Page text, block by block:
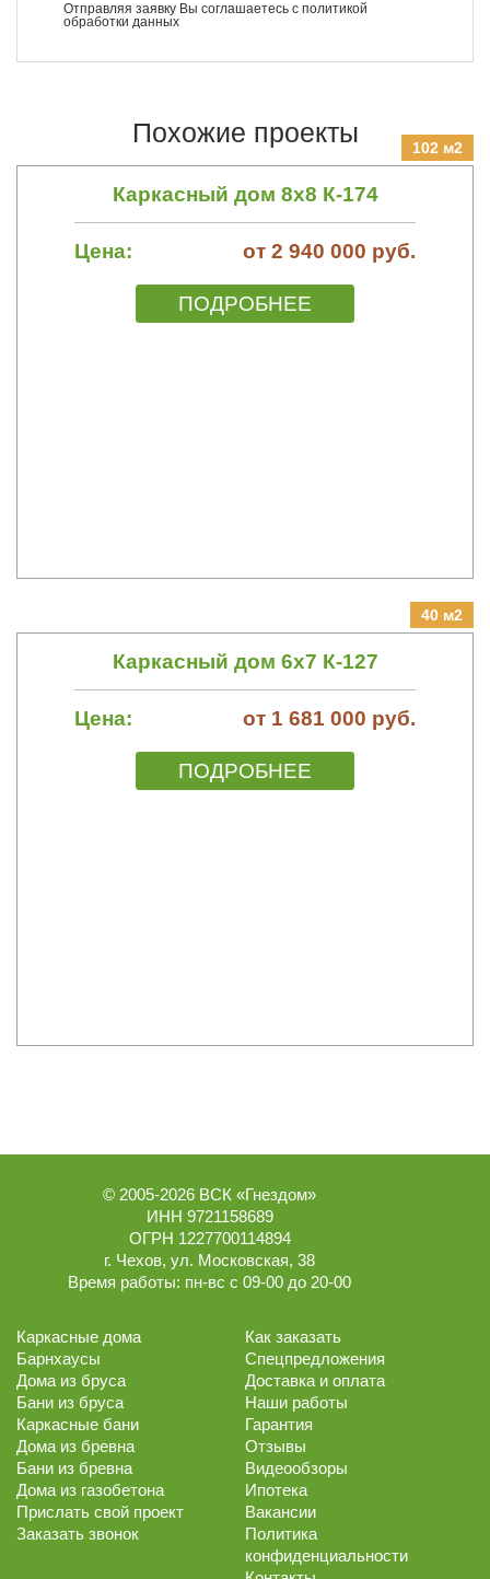
Отправляя заявку Вы соглашаетесь с политикой
обработки данных
Похожие проекты 102 м2
Каркасный дом 8х8 К-174
Цена: от 2 940 000 руб.
ПОДРОБНЕЕ
40 м2
Каркасный дом 6х7 К-127
Цена: от 1 681 000 руб.
ПОДРОБНЕЕ
© 2005-2026 ВСК «Гнездом»
ИНН 9721158689
ОГРН 1227700114894
г. Чехов, ул. Московская, 38
Время работы: пн-вс с 09-00 до 20-00
Каркасные дома
Барнхаусы
Дома из бруса
Бани из бруса
Каркасные бани
Дома из бревна
Бани из бревна
Дома из газобетона
Прислать свой проект
Заказать звонок
Как заказать
Спецпредложения
Доставка и оплата
Наши работы
Гарантия
Отзывы
Видеообзоры
Ипотека
Вакансии
Политика
конфиденциальности